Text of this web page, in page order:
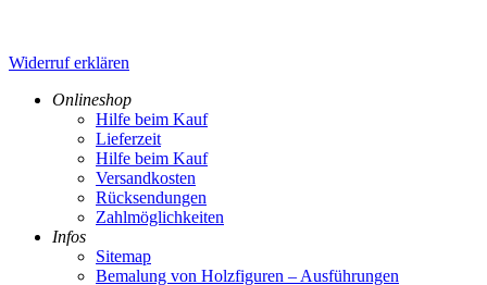
Widerruf erklären
Onlineshop
Hilfe beim Kauf
Lieferzeit
Hilfe beim Kauf
Versandkosten
Rücksendungen
Zahlmöglichkeiten
Infos
Sitemap
Bemalung von Holzfiguren – Ausführungen